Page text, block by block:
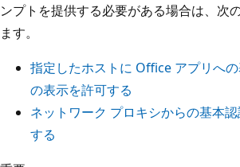
ンプトを提供する必要がある場合は、次
ます。
指定したホストに Office アプリへ
の表示を許可する
ネットワーク プロキシからの基本
する